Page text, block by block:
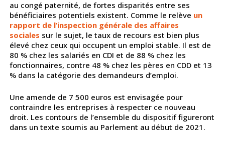
au congé paternité, de fortes disparités entre ses
bénéficiaires potentiels existent. Comme le relève un
rapport de l’inspection générale des affaires
sociales sur le sujet, le taux de recours est bien plus
élevé chez ceux qui occupent un emploi stable. Il est de
80 % chez les salariés en CDI et de 88 % chez les
fonctionnaires, contre 48 % chez les pères en CDD et 13
% dans la catégorie des demandeurs d’emploi.
Une amende de 7 500 euros est envisagée pour
contraindre les entreprises à respecter ce nouveau
droit. Les contours de l’ensemble du dispositif figureront
dans un texte soumis au Parlement au début de 2021.